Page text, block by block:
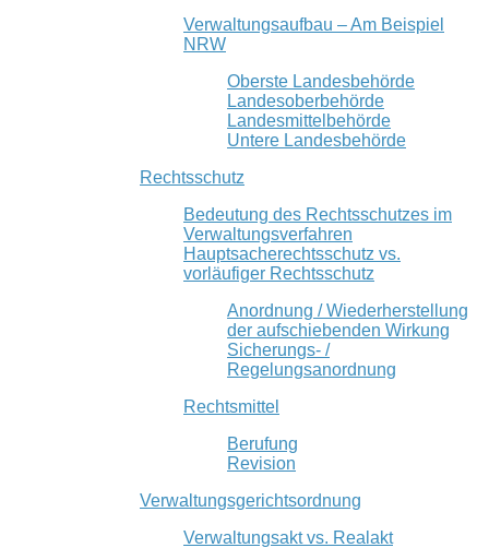
Verwaltungsaufbau – Am Beispiel
NRW
Oberste Landesbehörde
Landesoberbehörde
Landesmittelbehörde
Untere Landesbehörde
Rechtsschutz
Bedeutung des Rechtsschutzes im
Verwaltungsverfahren
Hauptsacherechtsschutz vs.
vorläufiger Rechtsschutz
Anordnung / Wiederherstellung
der aufschiebenden Wirkung
Sicherungs- /
Regelungsanordnung
Rechtsmittel
Berufung
Revision
Verwaltungsgerichtsordnung
Verwaltungsakt vs. Realakt